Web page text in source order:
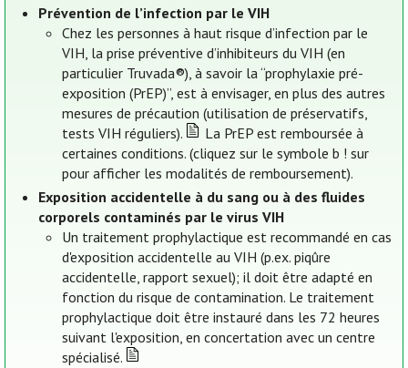
Prévention de l’infection par le VIH
Chez les personnes à haut risque d’infection par le
VIH, la prise préventive d’inhibiteurs du VIH (en
particulier Truvada®), à savoir la “prophylaxie pré-
exposition (PrEP)”, est à envisager, en plus des autres
mesures de précaution (utilisation de préservatifs,
tests VIH réguliers).
La PrEP est remboursée à
certaines conditions. (cliquez sur le symbole b ! sur
pour afficher les modalités de remboursement).
Exposition accidentelle à du sang ou à des fluides
corporels contaminés par le virus VIH
Un traitement prophylactique est recommandé en cas
d'exposition accidentelle au VIH (p.ex. piqûre
accidentelle, rapport sexuel); il doit être adapté en
fonction du risque de contamination. Le traitement
prophylactique doit être instauré dans les 72 heures
suivant l'exposition, en concertation avec un centre
spécialisé.